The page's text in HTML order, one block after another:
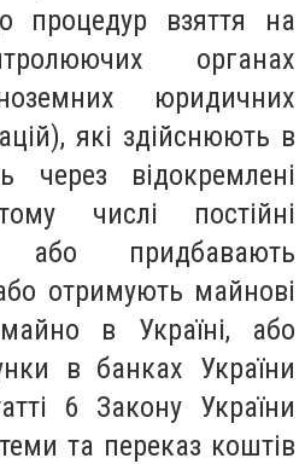
процедур взяття на
органах
юридичних
які здійснюють в
через відокремлені
числі постійні
або придбавають
отримують майнові
в Україні, або
в банках України
6 Закону України
та переказ коштів